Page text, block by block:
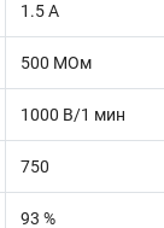
1.5 А
500 МОм
1000 В/1 мин
750
93 %